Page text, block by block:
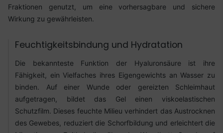
Fraktionen genutzt, um eine vorhersagbare und sichere
Wirkung zu gewährleisten.
Feuchtigkeitsbindung und Hydratation
Die bekannteste Funktion der Hyaluronsäure ist ihre
Fähigkeit, ein Vielfaches ihres Eigengewichts an Wasser zu
binden. Auf einer Wunde oder gereizten Schleimhaut
aufgetragen, bildet das Gel einen viskoelastischen
Schutzfilm. Dieses feuchte Milieu verhindert das Austrocknen
des Gewebes, reduziert die Schorfbildung und erleichtert die